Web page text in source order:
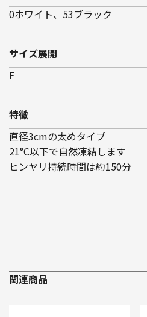
0ホワイト、53ブラック
サイズ展開
F
特徴
直径3cmの太めタイプ
21°C以下で自然凍結します
ヒンヤリ持続時間は約150分
関連商品